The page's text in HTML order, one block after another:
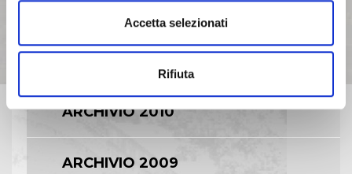
Accetta selezionati
Rifiuta
ARCHIVIO 2010
ARCHIVIO 2009